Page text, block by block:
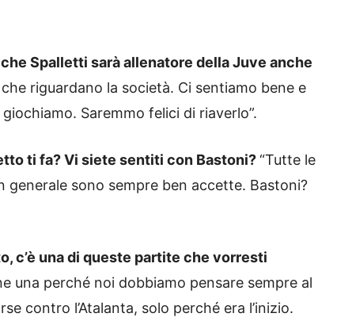
Spalletti sarà allenatore della Juve anche
riguardano la società. Ci sentiamo bene e
Saremmo felici di riaverlo”.
ti fa? Vi siete sentiti con Bastoni?“Tutte le
generale sono sempre ben accette. Bastoni?
c’è una di queste partite che vorresti
una perché noi dobbiamo pensare sempre al
contro l’Atalanta, solo perché era l’inizio.